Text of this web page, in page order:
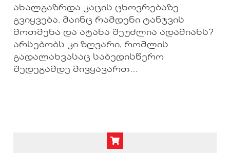
ახალგაზრდა კაცის ცხოვრებაზე
გვიყვება. მაინც რამდენი ტანჯვის
მოთმენა და ატანა შეუძლია ადამიანს?
არსებობს კი ზღვარი, რომლის
გადალახვასაც საბედისწერო
შედეგამდე მივყავართ…